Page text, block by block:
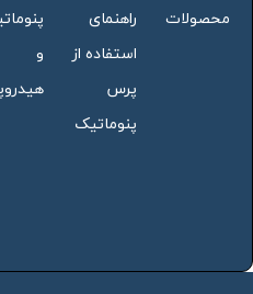
محصولات
راهنمای
استفاده از
پرس
پنوماتیک
و